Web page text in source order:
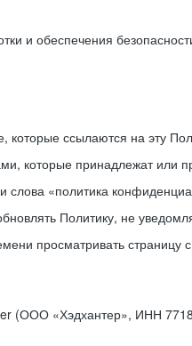
и обеспечения
которые ссылаются на эту
которые принадлежат или
слова «политика
Политику, не
просматривать
«Хэдхантер», ИНН